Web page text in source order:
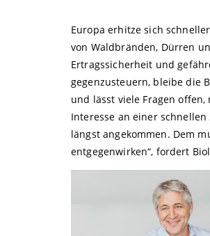
Europa erhitze sich
von Waldbränden, Dürren
Ertragssicherheit und
gegenzusteuern, bleibe die
und lässt viele Fragen
Interesse an einer
längst angekommen. Dem
entgegenwirken“, fordert